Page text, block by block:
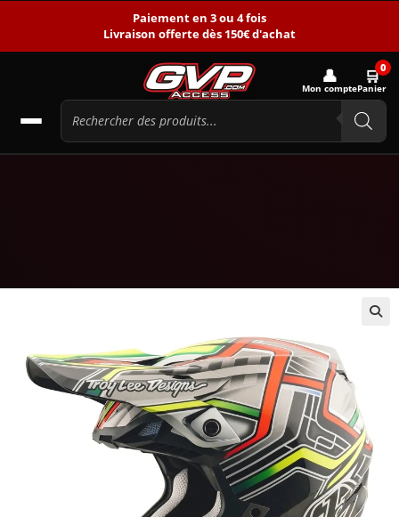
Paiement en 3 ou 4 fois
Livraison offerte dès 150€ d'achat
👤
Mon compte
🛒0
Panier
-26%